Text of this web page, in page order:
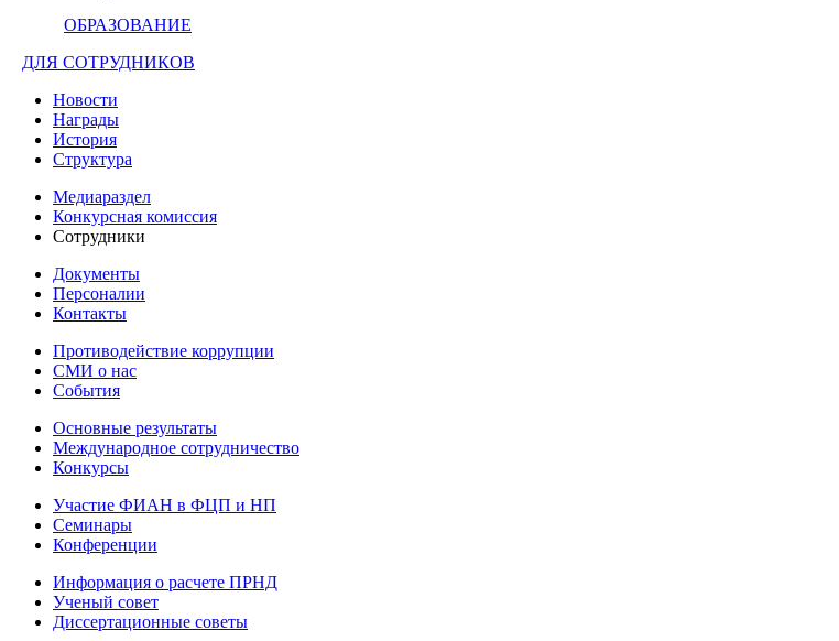
ОБРАЗОВАНИЕ
ДЛЯ СОТРУДНИКОВ
Новости
Награды
История
Структура
Медиараздел
Конкурсная комиссия
Сотрудники
Документы
Персоналии
Контакты
Противодействие коррупции
СМИ о нас
События
Основные результаты
Международное сотрудничество
Конкурсы
Участие ФИАН в ФЦП и НП
Семинары
Конференции
Информация о расчете ПРНД
Ученый совет
Диссертационные советы